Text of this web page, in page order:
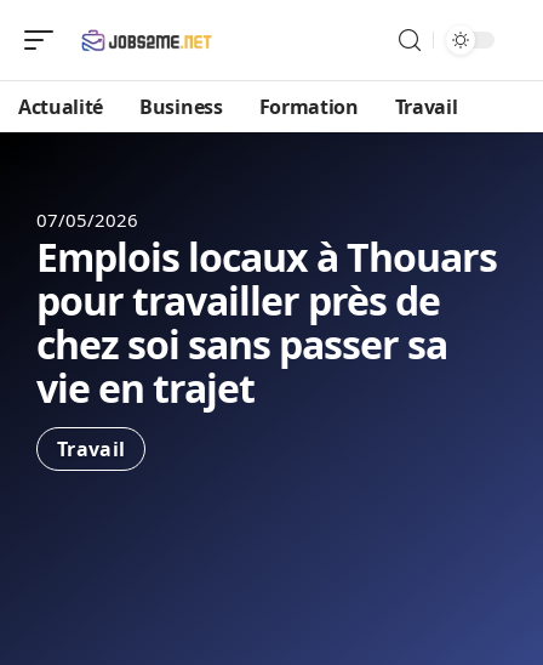
Actualité Business Formation Travail
07/05/2026
Emplois locaux à Thouars
pour travailler près de
chez soi sans passer sa
vie en trajet
Travail